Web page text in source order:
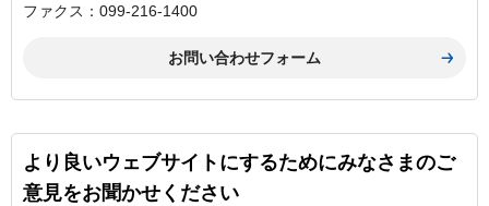
ファクス：099-216-1400
より良いウェブサイトにするためにみなさまのご
意見をお聞かせください